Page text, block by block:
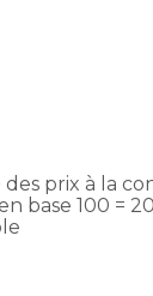
prix à la
base 100 =